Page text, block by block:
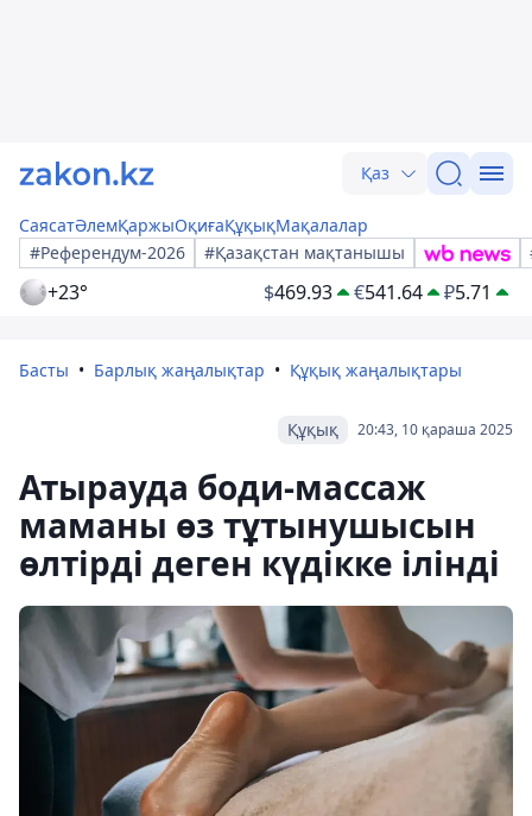
Қаз
СаясатӘлемҚаржыОқиғаҚұқықМақалалар
#Референдум-2026
#Қазақстан мақтанышы
+23° $469.93 €541.64 ₽5.71
Басты Барлық жаңалықтар Құқық жаңалықтары
20:43, 10 қараша 2025
Құқық
Атырауда боди-массаж
маманы өз тұтынушысын
өлтірді деген күдікке ілінді